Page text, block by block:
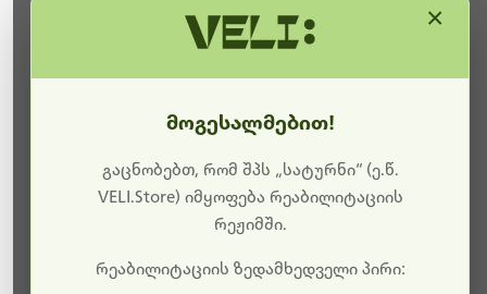
ბოდიშს გიხდით შეფერხებისთვის. ამჟამად
მიმდინარეობს საიტის განახლება და ტექნიკური
სამუშაოები.
მალე ისევ ხელმისაწვდომი იქნება. გმადლობთ
მოგესალმებით!
გაცნობებთ, რომ შპს „სატურნი“ (ე.წ.
VELI.Store) იმყოფება რეაბილიტაციის
რეჟიმში.
რეაბილიტაციის ზედამხედველი პირი:
×